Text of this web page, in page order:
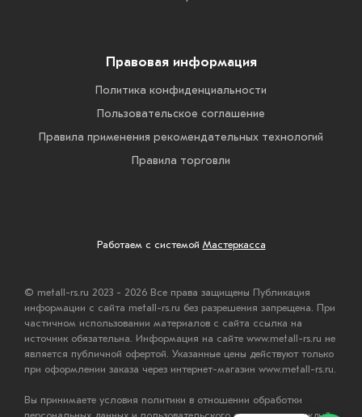
Правовая информация
Политика конфиденциальности
Пользовательское соглашение
Правила применения рекомендательных технологий
Правила торговли
Работаем с системой Мастеркасса
© metall-rs.ru 2023 - 2026 Все права защищены Публикация
информации с сайта metall-rs.ru без разрешения запрещена. При
частичном использовании материалов с сайта ссылка на
источник обязательна. Информация на сайте www.metall-rs.ru не
является публичной офертой. Указанные цены действуют только
при оформлении заказа через интернет-магазин www.metall-rs.ru.
Вы принимаете условия политики в отношении обработки